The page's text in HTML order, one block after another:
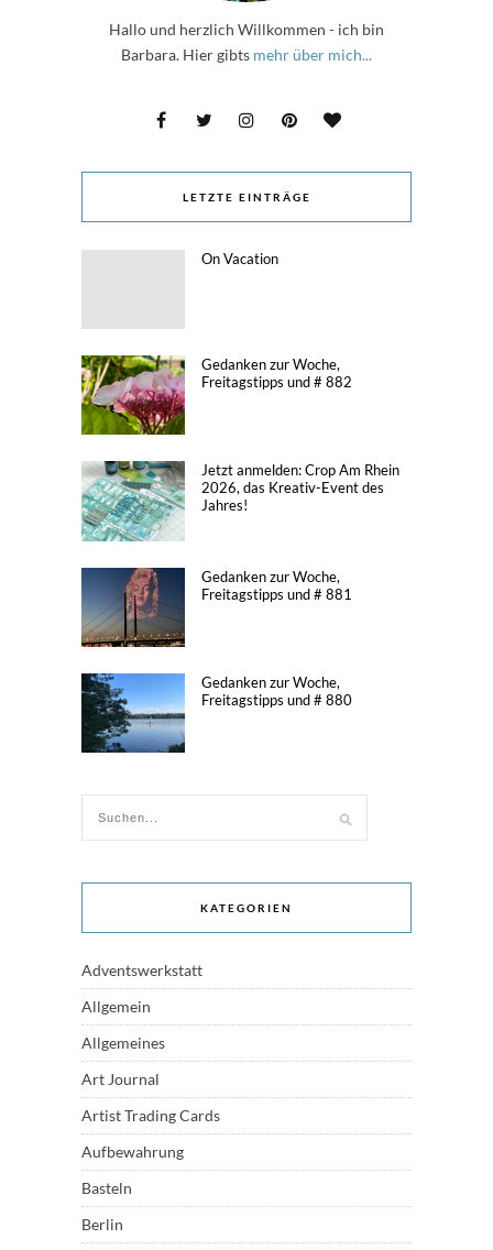
Hallo und herzlich Willkommen - ich bin
Barbara. Hier gibts mehr über mich...
LETZTE EINTRÄGE
On Vacation
Gedanken zur Woche,
Freitagstipps und # 882
Jetzt anmelden: Crop Am Rhein
2026, das Kreativ-Event des
Jahres!
Gedanken zur Woche,
Freitagstipps und # 881
Gedanken zur Woche,
Freitagstipps und # 880
KATEGORIEN
Adventswerkstatt
Allgemein
Allgemeines
Art Journal
Artist Trading Cards
Aufbewahrung
Basteln
Berlin